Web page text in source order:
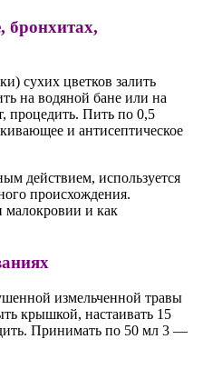
бронхитах,
сухих цветков залить
на водяной бане или на
процедить. Пить по 0,5
и антисептическое
действием, используется
происхождения.
малокровии и как
измельченной травы
крышкой, настаивать 15
Принимать по 50 мл 3 —